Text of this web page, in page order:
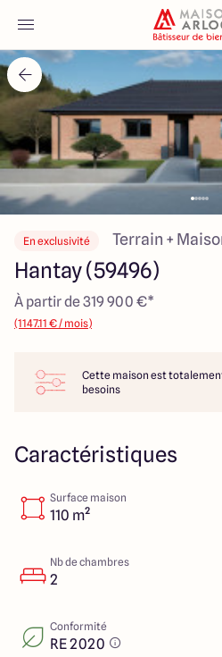
Accueil
Nos maisons
Nos annonces
Votre projet
Qui sommes-nous
Maisons ARLOGIS Nord
4.4
En exclusivité Terrain +
Hantay (59496)
À partir de 319 900 €*
(1147.11 € / mois)
Cette maison est
besoins
Caractéristiques
Surface maison
110 m²
Nb de chambres
2
Conformité
RE 2020